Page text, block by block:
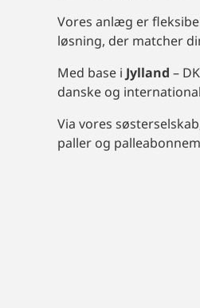
Vores anlæg er
løsning, der matcher
Med base i Jylland –
danske og
Via vores
paller og